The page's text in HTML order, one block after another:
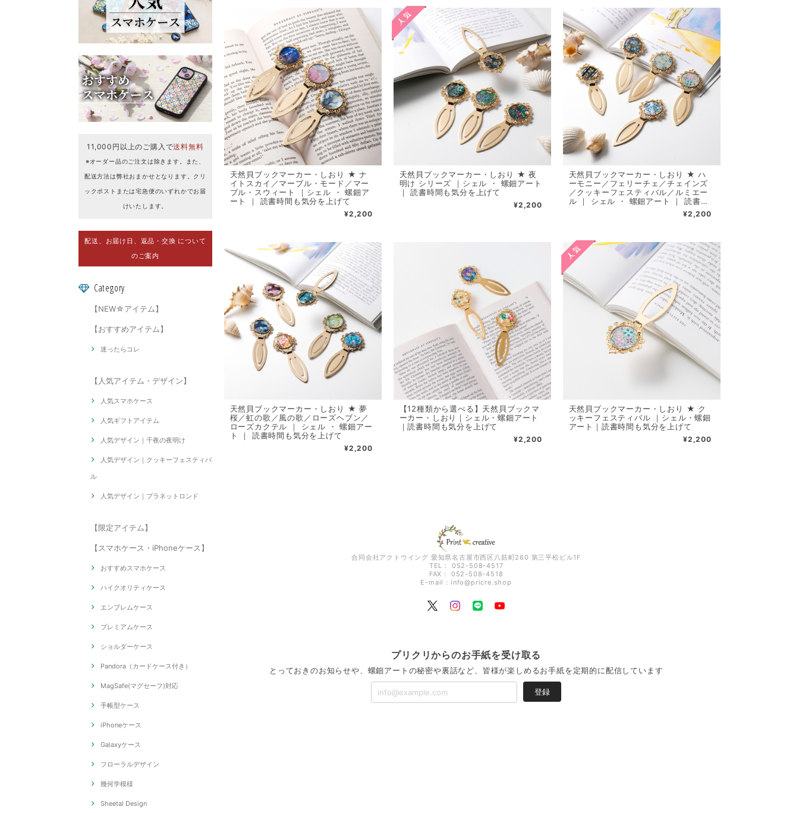
11,000円以上のご購入で送料無料
※オーダー品のご注文は除きます。また、
配送方法は弊社おまかせとなります。クリ
ックポストまたは宅急便のいずれかでお届
けいたします。
配送、お届け日、返品・交換 について
のご案内
Category
【NEW☆アイテム】
【おすすめアイテム】
迷ったらコレ
【人気アイテム・デザイン】
人気スマホケース
人気ギフトアイテム
人気デザイン｜千夜の夜明け
人気デザイン｜クッキーフェスティバ
ル
人気デザイン｜プラネットロンド
【限定アイテム】
【スマホケース・iPhoneケース】
おすすめスマホケース
ハイクオリティケース
エンブレムケース
プレミアムケース
ショルダーケース
Pandora（カードケース付き）
MagSafe(マグセーフ)対応
手帳型ケース
iPhoneケース
Galaxyケース
フローラルデザイン
幾何学模様
Sheetal Design
天然貝ブックマーカー・しおり ★ ナ
イトスカイ／マーブル・モード／マー
ブル・スウィート ｜シェル ・ 螺鈿ア
ート ｜ 読書時間も気分を上げて
¥2,200
天然貝ブックマーカー・しおり ★ 夜
明け シリーズ ｜シェル ・ 螺鈿アート
｜ 読書時間も気分を上げて
¥2,200
天然貝ブックマーカー・しおり ★ ハ
ーモニー／フェリーチェ／チェインズ
／クッキーフェスティバル／ルミエー
ル ｜ シェル ・ 螺鈿アート ｜ 読書時
¥2,200
天然貝ブックマーカー・しおり ★ 夢
桜／虹の歌／風の歌／ローズヘブン／
ローズカクテル ｜ シェル ・ 螺鈿アー
ト ｜ 読書時間も気分を上げて
¥2,200
【12種類から選べる】天然貝ブックマ
ーカー・しおり｜シェル・螺鈿アート
｜読書時間も気分を上げて
¥2,200
天然貝ブックマーカー・しおり ★ ク
ッキーフェスティバル ｜シェル・螺鈿
アート｜読書時間も気分を上げて
¥2,200
合同会社アクトウイング 愛知県名古屋市西区八筋町260 第三平松ビル1F
TEL： 052-508-4517
FAX： 052-508-4518
E-mail： info@pricre.shop
プリクリからのお手紙を受け取る
とっておきのお知らせや、螺鈿アートの秘密や裏話など、皆様が楽しめるお手紙を定期的に配信しています
登録